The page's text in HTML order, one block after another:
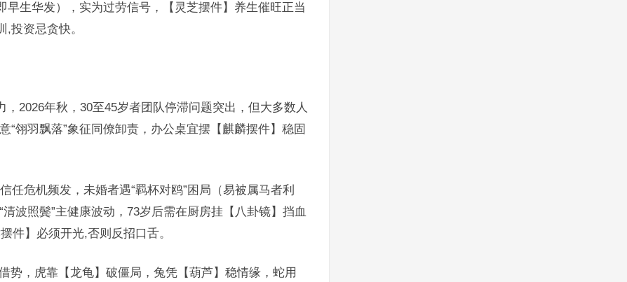
早生华发），实为过劳信号，【灵芝摆件】养生催旺正当
,投资忌贪快。
，2026年秋，30至45岁者团队停滞问题突出，但大多数人
“翎羽飘落”象征同僚卸责，办公桌宜摆【麒麟摆件】稳固
任危机频发，未婚者遇“羁杯对鸥”困局（易被属马者利
波照鬓”主健康波动，73岁后需在厨房挂【八卦镜】挡血
件】必须开光,否则反招口舌。
势，虎靠【龙龟】破僵局，兔凭【葫芦】稳情缘，蛇用